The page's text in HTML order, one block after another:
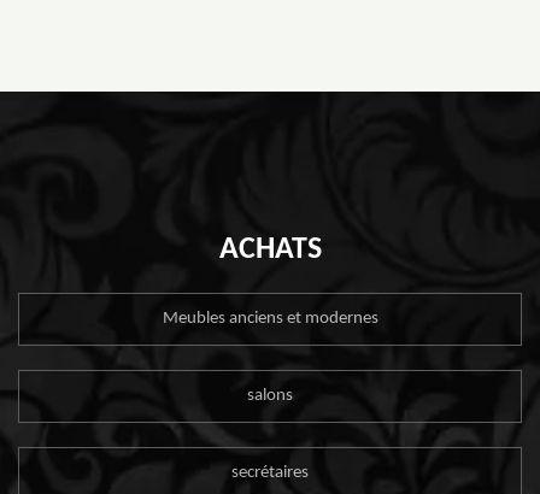
ACHATS
Meubles anciens et modernes
salons
secrétaires